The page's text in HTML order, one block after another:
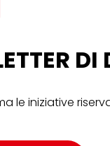
DI
le iniziative